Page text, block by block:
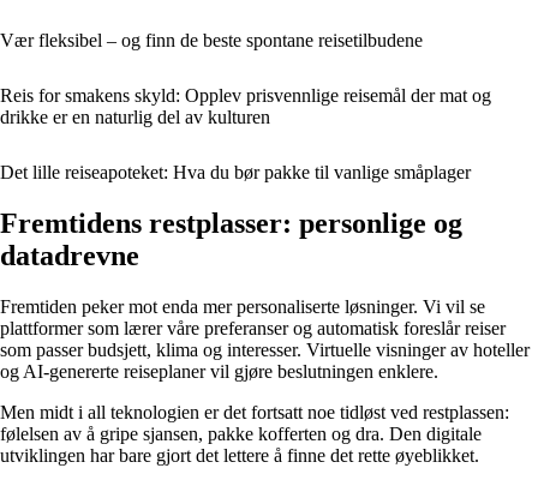
Vær fleksibel – og finn de beste spontane reisetilbudene
Reis for smakens skyld: Opplev prisvennlige reisemål der mat og
drikke er en naturlig del av kulturen
Det lille reiseapoteket: Hva du bør pakke til vanlige småplager
Fremtidens restplasser: personlige og
datadrevne
Fremtiden peker mot enda mer personaliserte løsninger. Vi vil se
plattformer som lærer våre preferanser og automatisk foreslår reiser
som passer budsjett, klima og interesser. Virtuelle visninger av hoteller
og AI-genererte reiseplaner vil gjøre beslutningen enklere.
Men midt i all teknologien er det fortsatt noe tidløst ved restplassen:
følelsen av å gripe sjansen, pakke kofferten og dra. Den digitale
utviklingen har bare gjort det lettere å finne det rette øyeblikket.